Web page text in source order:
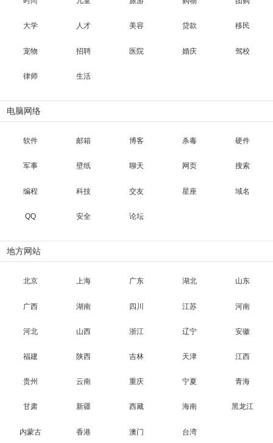
大学 人才 美容 贷款 移民
宠物 招聘 医院 婚庆 驾校
律师 生活
电脑网络
软件 邮箱 博客 杀毒 硬件
军事 壁纸 聊天 网页 搜索
编程 科技 交友 星座 域名
QQ 安全 论坛
地方网站
北京 上海 广东 湖北 山东
广西 湖南 四川 江苏 河南
河北 山西 浙江 辽宁 安徽
福建 陕西 吉林 天津 江西
贵州 云南 重庆 宁夏 青海
甘肃 新疆 西藏 海南 黑龙江
内蒙古 香港 澳门 台湾